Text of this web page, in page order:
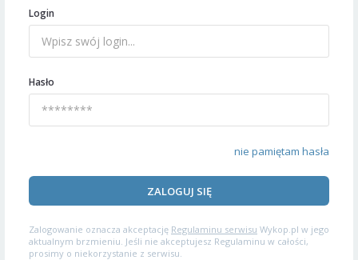
Login
Hasło
nie pamiętam hasła
ZALOGUJ SIĘ
Zalogowanie oznacza akceptację Regulaminu serwisu Wykop.pl w jego
aktualnym brzmieniu. Jeśli nie akceptujesz Regulaminu w całości,
prosimy o niekorzystanie z serwisu.